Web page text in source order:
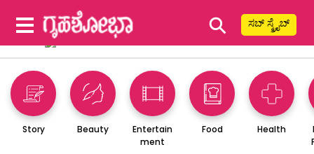
⚲ ಸಬ್ ಸ್ಕ್ರೈಬ್
Story Beauty
Entertain
ment
Food Health